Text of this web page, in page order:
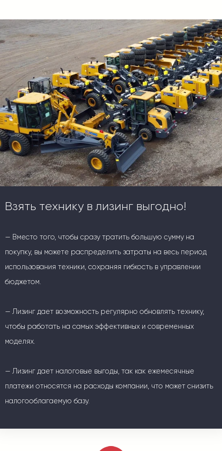
Взять технику в лизинг выгодно!
— Вместо того, чтобы сразу тратить большую сумму на
покупку, вы можете распределить затраты на весь период
использования техники, сохраняя гибкость в управлении
бюджетом.
— Лизинг дает возможность регулярно обновлять технику,
чтобы работать на самых эффективных и современных
моделях.
— Лизинг дает налоговые выгоды, так как ежемесячные
платежи относятся на расходы компании, что может снизить
налогооблагаемую базу.